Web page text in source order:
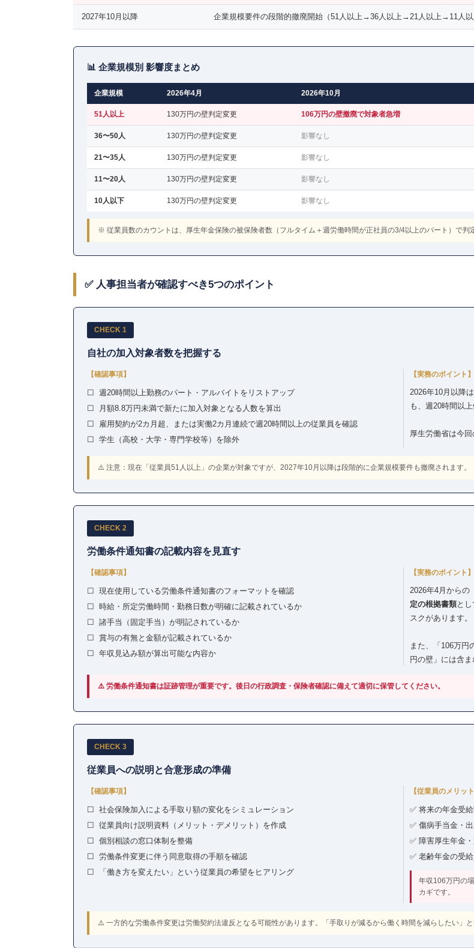
2027年10月以降 企業規模要件の段階的撤廃開始（51人以上→36人以上→21人以上→11人以
📊 企業規模別 影響度まとめ
企業規模 2026年4月 2026年10月
51人以上 130万円の壁判定変更 106万円の壁撤廃で対象者急増
36〜50人 130万円の壁判定変更 影響なし
21〜35人 130万円の壁判定変更 影響なし
11〜20人 130万円の壁判定変更 影響なし
10人以下 130万円の壁判定変更 影響なし
※ 従業員数のカウントは、厚生年金保険の被保険者数（フルタイム＋週労働時間が正社員の3/4以上のパート）で判
✅ 人事担当者が確認すべき5つのポイント
CHECK 1
自社の加入対象者数を把握する
【確認事項】
☐ 週20時間以上勤務のパート・アルバイトをリストアップ
☐ 月額8.8万円未満で新たに加入対象となる人数を算出
☐ 雇用契約が2カ月超、または実働2カ月連続で週20時間以上の従業員を確認
☐ 学生（高校・大学・専門学校等）を除外
【実務のポイント】
2026年10月以降は
も、週20時間以
厚生労働省は今
⚠️ 注意：現在「従業員51人以上」の企業が対象ですが、2027年10月以降は段階的に企業規模要件も撤廃されます。
CHECK 2
労働条件通知書の記載内容を見直す
【確認事項】
☐ 現在使用している労働条件通知書のフォーマットを確認
☐ 時給・所定労働時間・勤務日数が明確に記載されているか
☐ 諸手当（固定手当）が明記されているか
☐ 賞与の有無と金額が記載されているか
☐ 年収見込み額が算出可能な内容か
【実務のポイント】
2026年4月からの
定の根拠書類と
スクがあります。
また、「106万円
円の壁」には含ま
⚠️ 労働条件通知書は証跡管理が重要です。後日の行政調査・保険者確認に備えて適切に保管してください。
CHECK 3
従業員への説明と合意形成の準備
【確認事項】
☐ 社会保険加入による手取り額の変化をシミュレーション
☐ 従業員向け説明資料（メリット・デメリット）を作成
☐ 個別相談の窓口体制を整備
☐ 労働条件変更に伴う同意取得の手順を確認
☐ 「働き方を変えたい」という従業員の希望をヒアリング
【従業員のメリッ
✅ 将来の年金受
✅ 傷病手当金・
✅ 障害厚生年金
✅ 老齢年金の受
年収106万円の
カギです。
⚠️ 一方的な労働条件変更は労働契約法違反となる可能性があります。「手取りが減るから働く時間を減らしたい」